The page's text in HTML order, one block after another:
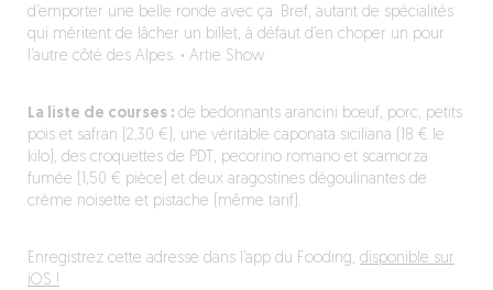
d’emporter une belle ronde avec ça. Bref, autant de spécialités
qui méritent de lâcher un billet, à défaut d’en choper un pour
l’autre côté des Alpes. · Artie Show
La liste de courses :de bedonnants arancini bœuf, porc, petits
pois et safran (2,30 €), une véritable caponata siciliana (18 € le
kilo), des croquettes de PDT, pecorino romano et scamorza
fumée (1,50 € pièce) et deux aragostines dégoulinantes de
crème noisette et pistache (même tarif).
Enregistrez cette adresse dans l’app du Fooding, disponible sur
iOS !